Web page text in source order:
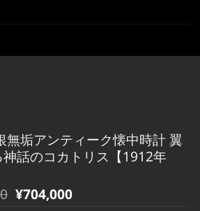
無垢アンティーク懐中時計 翼
神話のコカトリス【1912年
現
¥704,000